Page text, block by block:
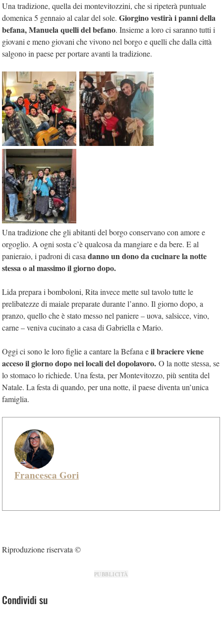
Una tradizione, quella dei montevitozzini, che si ripeterà puntuale
domenica 5 gennaio al calar del sole. Giorgino vestirà i panni della
befana, Manuela quelli del befano. Insieme a loro ci saranno tutti i
giovani e meno giovani che vivono nel borgo e quelli che dalla città
salgono in paese per portare avanti la tradizione.
Una tradizione che gli abitanti del borgo conservano con amore e
orgoglio. A ogni sosta c’è qualcosa da mangiare e da bere. E al
panieraio, i padroni di casadanno un dono da cucinare la notte
stessa o al massimo il giorno dopo.
Lida prepara i bomboloni, Rita invece mette sul tavolo tutte le
prelibatezze di maiale preparate durante l’anno. Il giorno dopo, a
pranzo, quello che è stato messo nel paniere – uova, salsicce, vino,
carne – veniva cucinato a casa di Gabriella e Mario.
Oggi ci sono le loro figlie a cantare la Befana eil braciere viene
acceso il giorno dopo nei locali del dopolavoro. O la notte stessa, se
lo stomaco lo richiede. Una festa, per Montevitozzo, più sentita del
Natale. La festa di quando, per una notte, il paese diventa un’unica
famiglia.
Francesca Gori
Riproduzione riservata ©
PUBBLICITÀ
Condividi su